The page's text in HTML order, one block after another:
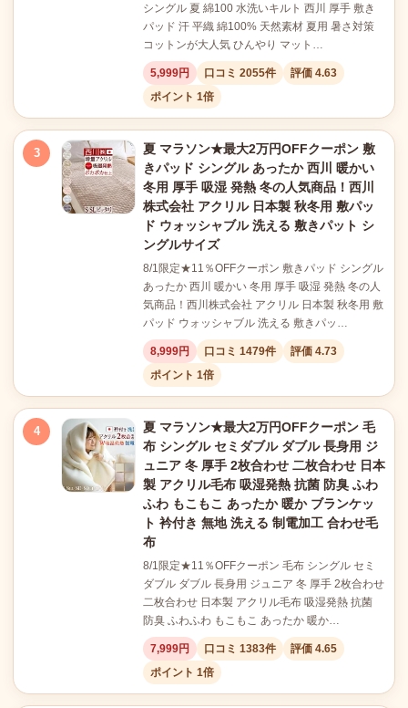
シングル 夏 綿100 水洗いキルト 西川 厚手 敷き
パッド 汗 平織 綿100% 天然素材 夏用 暑さ対策
コットンが大人気 ひんやり マット…
5,999円 口コミ 2055件
評価 4.63
ポイント 1倍
3
夏 マラソン★最大2万円OFFクーポン 敷
きパッド シングル あったか 西川 暖かい
冬用 厚手 吸湿 発熱 冬の人気商品！西川
株式会社 アクリル 日本製 秋冬用 敷パッ
ド ウォッシャブル 洗える 敷きパット シ
ングルサイズ
8/1限定★11％OFFクーポン 敷きパッド シングル
あったか 西川 暖かい 冬用 厚手 吸湿 発熱 冬の人
気商品！西川株式会社 アクリル 日本製 秋冬用 敷
パッド ウォッシャブル 洗える 敷きパッ…
8,999円 口コミ 1479件
評価 4.73
ポイント 1倍
4
夏 マラソン★最大2万円OFFクーポン 毛
布 シングル セミダブル ダブル 長身用 ジ
ュニア 冬 厚手 2枚合わせ 二枚合わせ 日本
製 アクリル毛布 吸湿発熱 抗菌 防臭 ふわ
ふわ もこもこ あったか 暖か ブランケッ
ト 衿付き 無地 洗える 制電加工 合わせ毛
布
8/1限定★11％OFFクーポン 毛布 シングル セミ
ダブル ダブル 長身用 ジュニア 冬 厚手 2枚合わせ
二枚合わせ 日本製 アクリル毛布 吸湿発熱 抗菌
防臭 ふわふわ もこもこ あったか 暖か…
7,999円 口コミ 1383件
評価 4.65
ポイント 1倍